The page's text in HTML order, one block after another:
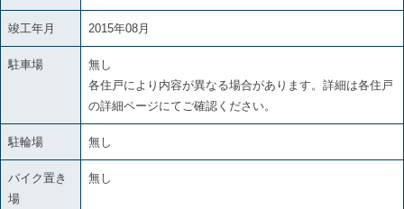
竣工年月 2015年08月
駐車場
無し
各住戸により内容が異なる場合があります。詳細は各住戸
の詳細ページにてご確認ください。
駐輪場 無し
バイク置き
場
無し